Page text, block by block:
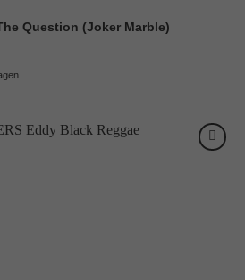
Question (Joker Marble)